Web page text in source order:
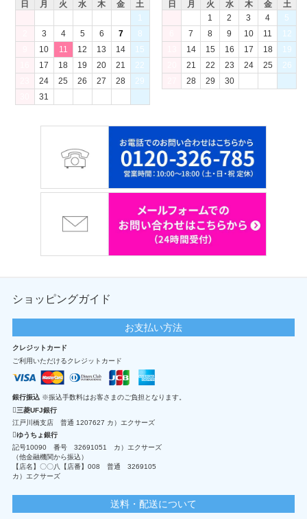
日
月 火 水 木 金
土
1
3 4 5 6 7
8
10 11 12 13 14
15
17 18 19 20 21
22
24 25 26 27 28
29
31
日
月 火 水 木 金
土
1
2 3 4
5
7 8 9 10 11
12
14 15 16 17 18
19
21 22 23 24 25
26
28 29 30
ショッピングガイド
お支払い方法
クレジットカード
ご利用いただけるクレジットカード
銀行振込 ※振込手数料はお客さまのご負担となります。
三菱UFJ銀行
江戸川橋支店 普通 1207627 カ）エクサーズ
ゆうちょ銀行
記号10090 番号 32691051 カ）エクサーズ
（他金融機関から振込）
【店名】〇〇八【店番】008 普通 3269105
カ）エクサーズ
送料・配送について